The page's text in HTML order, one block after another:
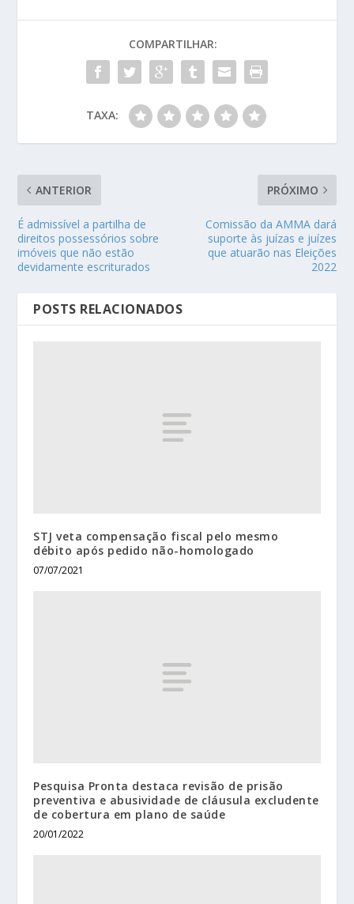
COMPARTILHAR:
TAXA:
ANTERIOR
É admissível a partilha de
direitos possessórios sobre
imóveis que não estão
devidamente escriturados
PRÓXIMO
Comissão da AMMA dará
suporte às juízas e juízes
que atuarão nas Eleições
2022
POSTS RELACIONADOS
STJ veta compensação fiscal pelo mesmo
débito após pedido não-homologado
07/07/2021
Pesquisa Pronta destaca revisão de prisão
preventiva e abusividade de cláusula excludente
de cobertura em plano de saúde
20/01/2022